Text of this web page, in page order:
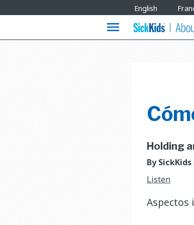
Languages
English
menu
Holding
By
Listen
Aspectos